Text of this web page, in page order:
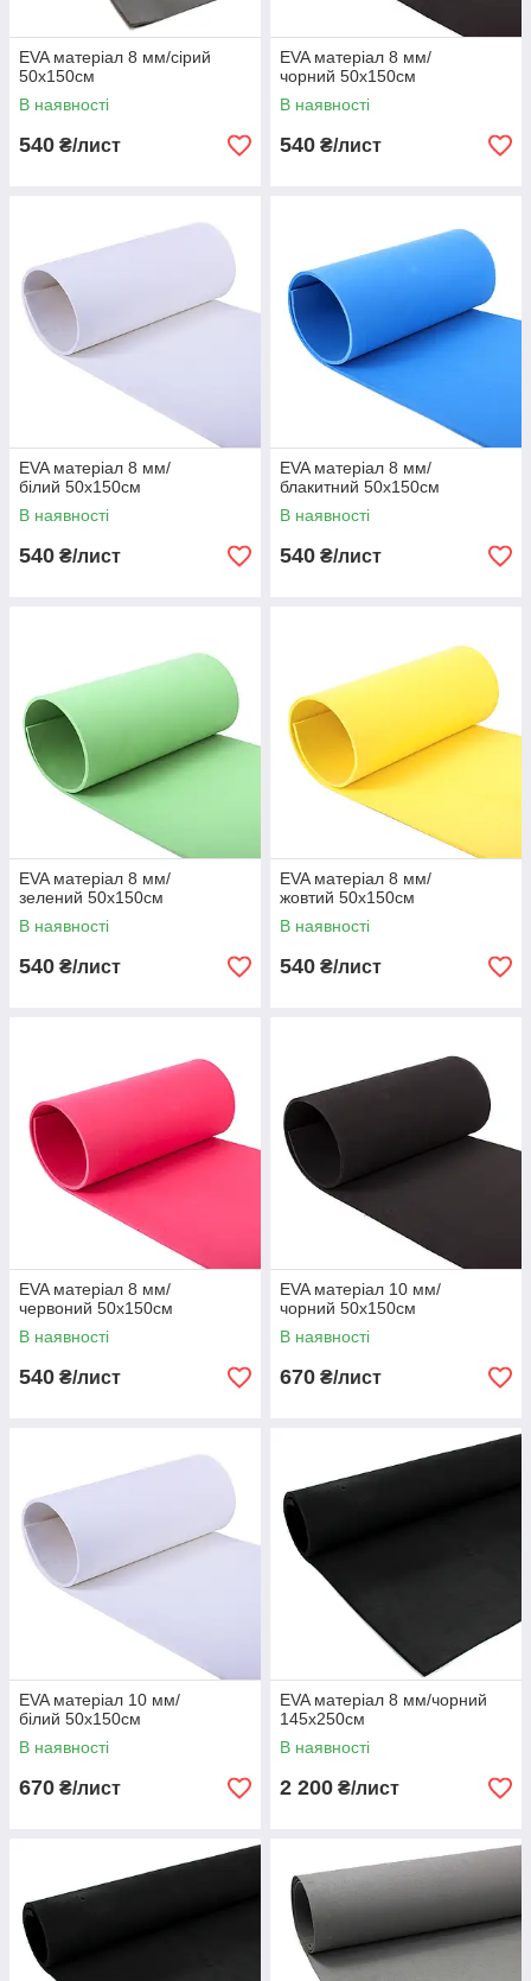
EVA матеріал 8 мм/сірий
50х150см
В наявності
540 ₴/лист
EVA матеріал 8 мм/
чорний 50х150см
В наявності
540 ₴/лист
EVA матеріал 8 мм/
білий 50х150см
В наявності
540 ₴/лист
EVA матеріал 8 мм/
блакитний 50х150см
В наявності
540 ₴/лист
EVA матеріал 8 мм/
зелений 50х150см
В наявності
540 ₴/лист
EVA матеріал 8 мм/
жовтий 50х150см
В наявності
540 ₴/лист
EVA матеріал 8 мм/
червоний 50х150см
В наявності
540 ₴/лист
EVA матеріал 10 мм/
чорний 50х150см
В наявності
670 ₴/лист
EVA матеріал 10 мм/
білий 50х150см
В наявності
670 ₴/лист
EVA матеріал 8 мм/чорний
145х250см
В наявності
2 200 ₴/лист